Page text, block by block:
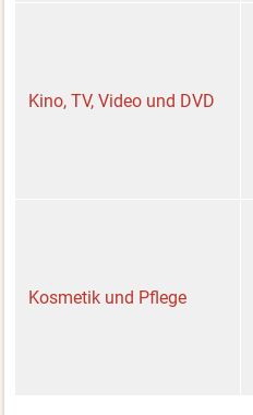
Kino, TV, Video und DVD
Kosmetik und Pflege